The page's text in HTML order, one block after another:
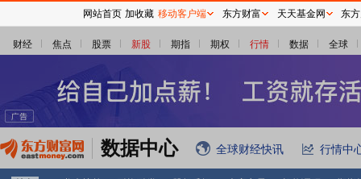
财经 焦点 股票 新股 期指 期权 行情 数据 全球
数据中心 全球财经快讯 行情中
网站首页 加收藏 移动客户端 东方财富 天天基金网 东